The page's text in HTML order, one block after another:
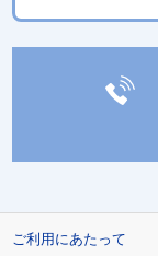
ご利用にあたって